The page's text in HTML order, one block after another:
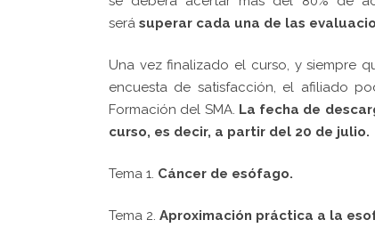
será superar cada una de las
Una vez finalizado el curso, y siempre
encuesta de satisfacción, el afiliado
Formación del SMA. La fecha de
curso, es decir, a partir del 20 de julio.
Tema 1. Cáncer de esófago.
Tema 2. Aproximación práctica a la